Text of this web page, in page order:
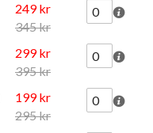
249 kr
345 kr
299 kr
395 kr
199 kr
295 kr